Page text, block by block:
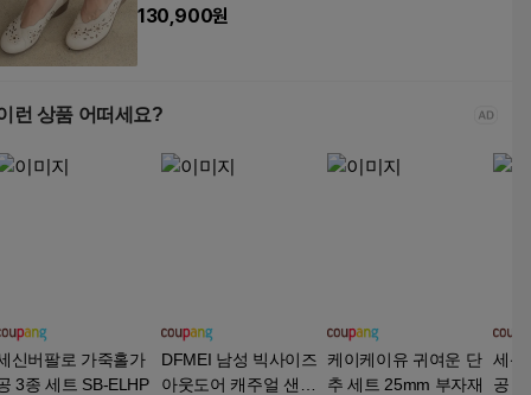
130,900원
런 상품 어떠세요?
신버팔로 가죽홀가
3종 세트 SB-ELHP
DFMEI 남성 빅사이즈
아웃도어 캐주얼 샌들
케이케이유 귀여운 단
추 세트 25mm 부자재
세신
공 3